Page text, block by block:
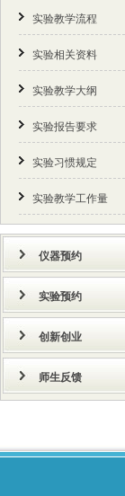
实验教学流程
实验相关资料
实验教学大纲
实验报告要求
实验习惯规定
实验教学工作量
仪器预约
实验预约
创新创业
师生反馈